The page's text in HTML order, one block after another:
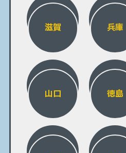
滋賀 兵庫
山口 徳島